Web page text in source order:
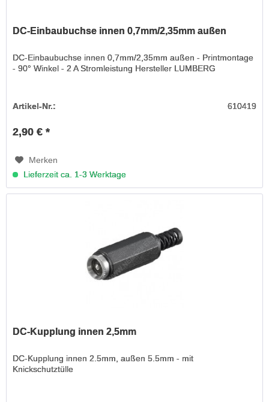
DC-Einbaubuchse innen 0,7mm/2,35mm außen
DC-Einbaubuchse innen 0,7mm/2,35mm außen - Printmontage
- 90° Winkel - 2 A Stromleistung Hersteller LUMBERG
Artikel-Nr.: 610419
2,90 € *
Merken
Lieferzeit ca. 1-3 Werktage
DC-Kupplung innen 2,5mm
DC-Kupplung innen 2.5mm, außen 5.5mm - mit
Knickschutztülle